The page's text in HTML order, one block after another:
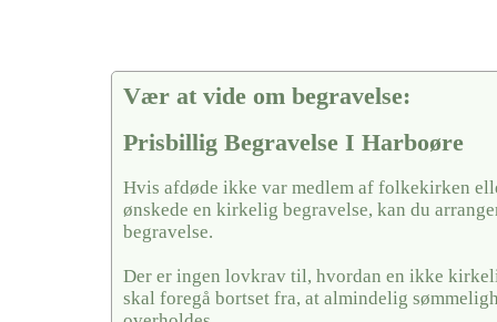
Vær at vide om begravelse:
Prisbillig Begravelse I Harboøre
Hvis afdøde ikke var medlem af folkekirken
ønskede en kirkelig begravelse, kan du
begravelse.
Der er ingen lovkrav til, hvordan en ikke
skal foregå bortset fra, at almindelig